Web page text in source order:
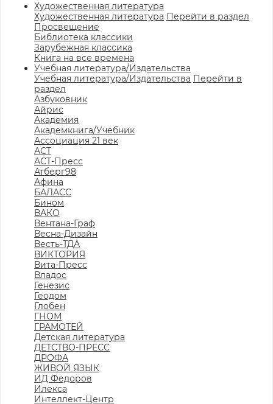
Художественная литература
Художественная литература Перейти в раздел
Просвещение
Библиотека классики
Зарубежная классика
Книга на все времена
Учебная литература/Издательства
Учебная литература/Издательства Перейти в
раздел
Азбуковник
Айрис
Академия
Академкнига/Учебник
Ассоциация 21 век
АСТ
АСТ-Пресс
Атберг98
Афина
БАЛАСС
Бином
ВАКО
Вентана-Граф
Весна-Дизайн
Весть-ТДА
ВИКТОРИЯ
Вита-Пресс
Владос
Генезис
Геодом
Глобен
ГНОМ
ГРАМОТЕЙ
Детская литература
ДЕТСТВО-ПРЕСС
ДРОФА
ЖИВОЙ ЯЗЫК
ИД Федоров
Илекса
Интеллект-Центр